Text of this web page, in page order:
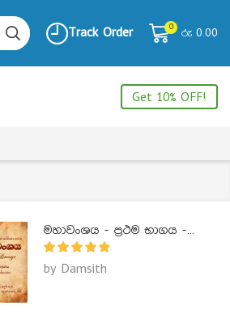
Track Order 0 රු 0.00
Get 10% OFF!
මහාවංශය - ප්‍රථම භාගය - Mahawanshaya 1
by Damsith